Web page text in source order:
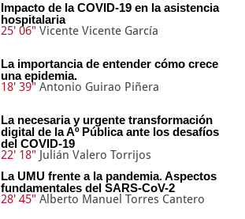
Impacto de la COVID-19 en la asistencia
hospitalaria
25' 06" Vicente Vicente García
La importancia de entender cómo crece
una epidemia.
18' 39" Antonio Guirao Piñera
La necesaria y urgente transformación
digital de la Aº Pública ante los desafíos
del COVID-19
22' 18" Julián Valero Torrijos
La UMU frente a la pandemia. Aspectos
fundamentales del SARS-CoV-2
28' 45" Alberto Manuel Torres Cantero